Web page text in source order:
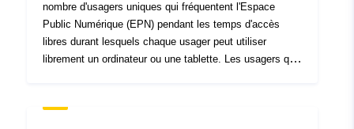
nombre d'usagers uniques qui fréquentent l'Espace
Public Numérique (EPN) pendant les temps d'accès
libres durant lesquels chaque usager peut utiliser
librement un ordinateur ou une tablette. Les usagers qui
données.